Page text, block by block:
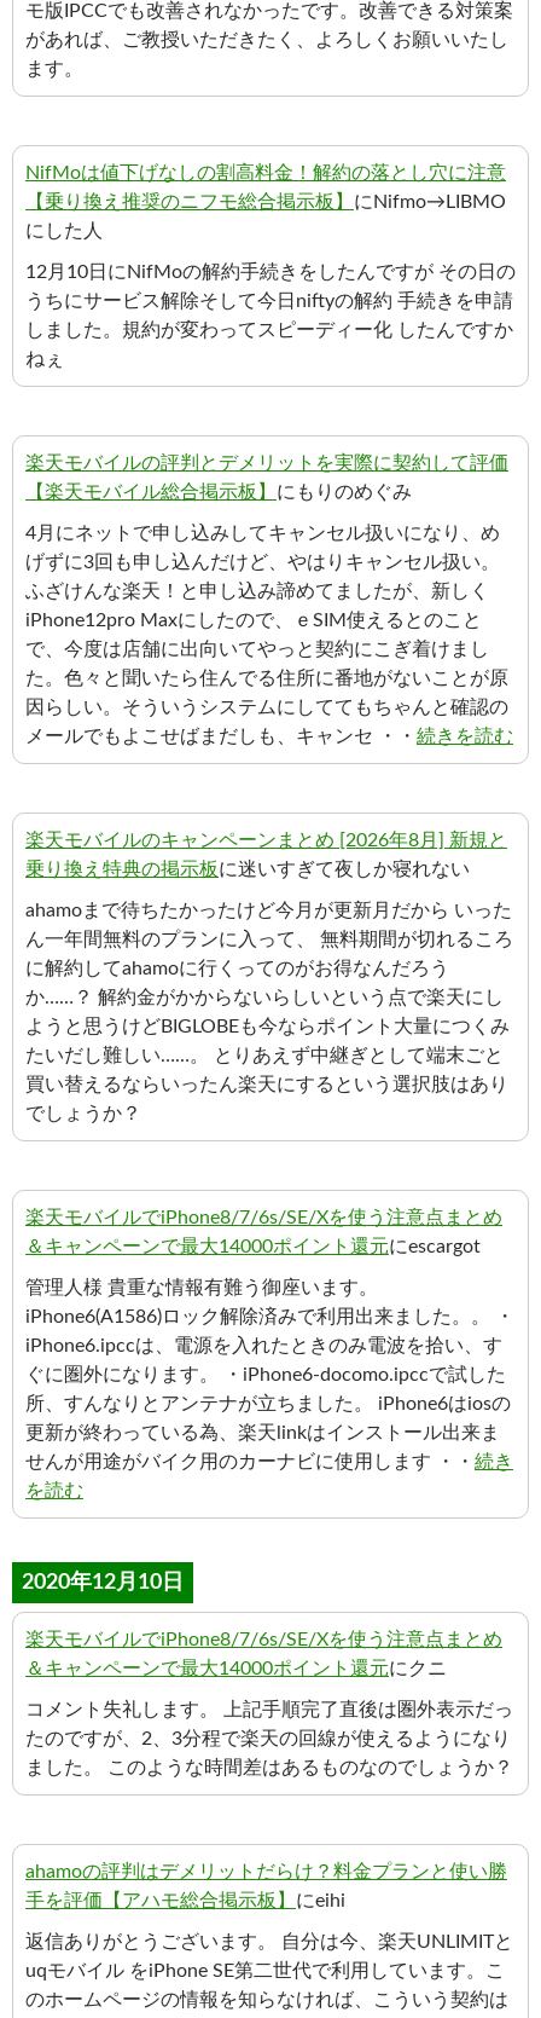
モ版IPCCでも改善されなかったです。改善できる対策案
があれば、ご教授いただきたく、よろしくお願いいたし
ます。
NifMoは値下げなしの割高料金！解約の落とし穴に注意
【乗り換え推奨のニフモ総合掲示板】 にNifmo→LIBMO
にした人
12月10日にNifMoの解約手続きをしたんですが その日の
うちにサービス解除そして今日niftyの解約 手続きを申請
しました。規約が変わってスピーディー化 したんですか
ねぇ
楽天モバイルの評判とデメリットを実際に契約して評価
【楽天モバイル総合掲示板】 にもりのめぐみ
4月にネットで申し込みしてキャンセル扱いになり、め
げずに3回も申し込んだけど、やはりキャンセル扱い。
ふざけんな楽天！と申し込み諦めてましたが、新しく
iPhone12pro Maxにしたので、ｅSIM使えるとのこと
で、今度は店舗に出向いてやっと契約にこぎ着けまし
た。色々と聞いたら住んでる住所に番地がないことが原
因らしい。そういうシステムにしててもちゃんと確認の
メールでもよこせばまだしも、キャンセ ・・ 続きを読む
楽天モバイルのキャンペーンまとめ [2026年8月] 新規と
乗り換え特典の掲示板に迷いすぎて夜しか寝れない
ahamoまで待ちたかったけど今月が更新月だから いった
ん一年間無料のプランに入って、 無料期間が切れるころ
に解約してahamoに行くってのがお得なんだろう
か……？ 解約金がかからないらしいという点で楽天にし
ようと思うけどBIGLOBEも今ならポイント大量につくみ
たいだし難しい……。 とりあえず中継ぎとして端末ごと
買い替えるならいったん楽天にするという選択肢はあり
でしょうか？
楽天モバイルでiPhone8/7/6s/SE/Xを使う注意点まとめ
＆キャンペーンで最大14000ポイント還元にescargot
管理人様 貴重な情報有難う御座います。
iPhone6(A1586)ロック解除済みで利用出来ました。。 ・
iPhone6.ipccは、電源を入れたときのみ電波を拾い、す
ぐに圏外になります。 ・iPhone6-docomo.ipccで試した
所、すんなりとアンテナが立ちました。 iPhone6はiosの
更新が終わっている為、楽天linkはインストール出来ま
せんが用途がバイク用のカーナビに使用します ・・ 続き
を読む
2020年12月10日
楽天モバイルでiPhone8/7/6s/SE/Xを使う注意点まとめ
＆キャンペーンで最大14000ポイント還元にクニ
コメント失礼します。 上記手順完了直後は圏外表示だっ
たのですが、2、3分程で楽天の回線が使えるようになり
ました。 このような時間差はあるものなのでしょうか？
ahamoの評判はデメリットだらけ？料金プランと使い勝
手を評価【アハモ総合掲示板】 にeihi
返信ありがとうございます。 自分は今、楽天UNLIMITと
uqモバイル をiPhone SE第二世代で利用しています。こ
のホームページの情報を知らなければ、こういう契約は